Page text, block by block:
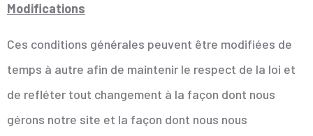
Modifications
Ces conditions générales peuvent être modifiées de
temps à autre afin de maintenir le respect de la loi et
de refléter tout changement à la façon dont nous
gérons notre site et la façon dont nous nous